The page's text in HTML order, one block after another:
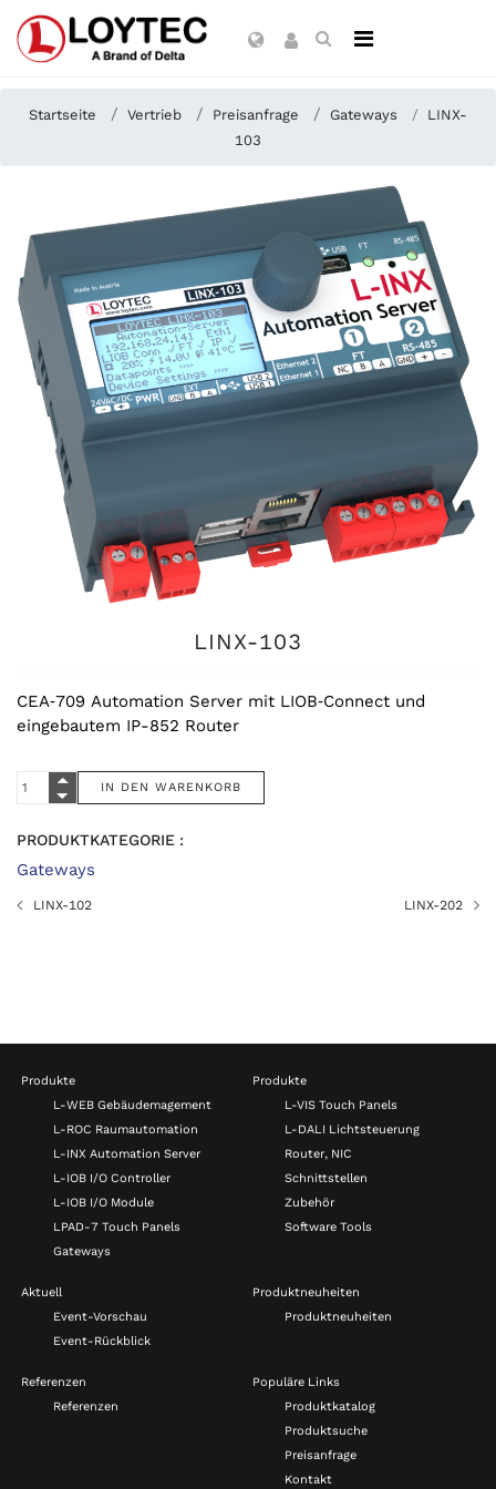
Startseite Vertrieb Preisanfrage Gateways
LINX-
103
LINX-103
CEA‑709 Automation Server mit LIOB‑Connect und
eingebautem IP-852 Router
PRODUKTKATEGORIE :
Gateways
LINX-102 LINX-202
Produkte
L-WEB Gebäudemagement
L-ROC Raumautomation
L-INX Automation Server
L-IOB I/O Controller
L-IOB I/O Module
LPAD-7 Touch Panels
Gateways
Produkte
L-VIS Touch Panels
L-DALI Lichtsteuerung
Router, NIC
Schnittstellen
Zubehör
Software Tools
Aktuell
Event-Vorschau
Event-Rückblick
Produktneuheiten
Produktneuheiten
Referenzen
Referenzen
Populäre Links
Produktkatalog
Produktsuche
Preisanfrage
Kontakt